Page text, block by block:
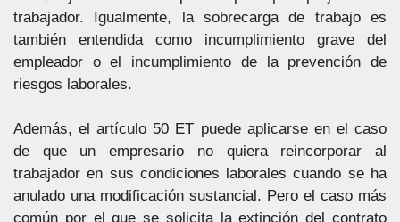
trabajador. Igualmente, la sobrecarga de trabajo es
también entendida como incumplimiento grave del
empleador o el incumplimiento de la prevención de
riesgos laborales.
Además, el artículo 50 ET puede aplicarse en el caso
de que un empresario no quiera reincorporar al
trabajador en sus condiciones laborales cuando se ha
anulado una modificación sustancial. Pero el caso más
común por el que se solicita la extinción del contrato